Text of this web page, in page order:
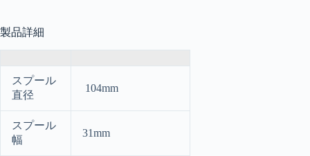
製品詳細
スプール
直径
104mm
スプール
幅
31mm